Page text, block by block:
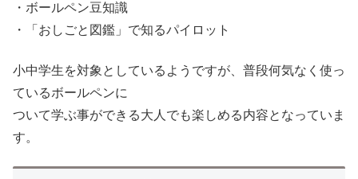
・ボールペン豆知識
・「おしごと図鑑」で知るパイロット
小中学生を対象としているようですが、普段何気なく使っ
ているボールペンに
ついて学ぶ事ができる大人でも楽しめる内容となっていま
す。